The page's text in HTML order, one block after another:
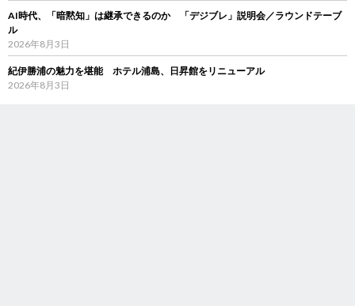
AI時代、「暗黙知」は継承できるのか 「デジブレ」説明会／ラウンドテーブ
ル
2026年8月3日
紀伊勝浦の魅力を堪能 ホテル浦島、日昇館をリニューアル
2026年8月3日